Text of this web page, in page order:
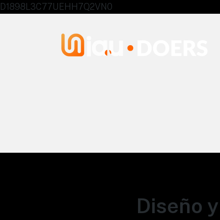
D1898L3C77UEHH7Q2VN0
Diseño